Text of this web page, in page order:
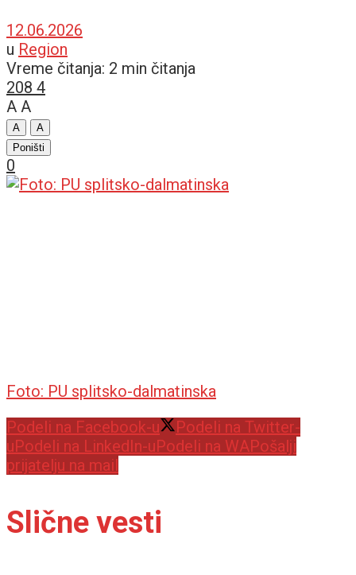
12.06.2026
u Region
Vreme čitanja: 2 min čitanja
208 4
A A
A
A
Poništi
0
Foto: PU splitsko-dalmatinska
Podeli na Facebook-u
Podeli na Twitter-
uPodeli na LinkedIn-uPodeli na WAPošalji
prijatelju na mail
Slične vesti